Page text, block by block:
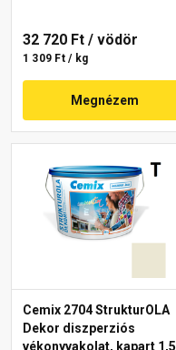
32 720 Ft / vödör
1 309 Ft / kg
Megnézem
Cemix 2704 StrukturOLA
Dekor diszperziós
vékonyvakolat, kapart 1,5